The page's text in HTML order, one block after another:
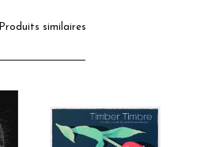
Produits similaires